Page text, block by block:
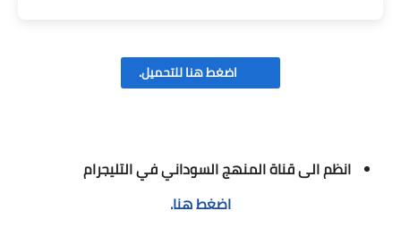
اضغط هنا للتحميل.
انظم الى قناة المنهج السوداني في التليجرام
اضغط هنا.